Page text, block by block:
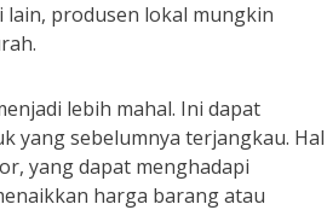
lain, produsen lokal mungkin
lebih mahal. Ini dapat
yang sebelumnya terjangkau. Hal
yang dapat menghadapi
harga barang atau